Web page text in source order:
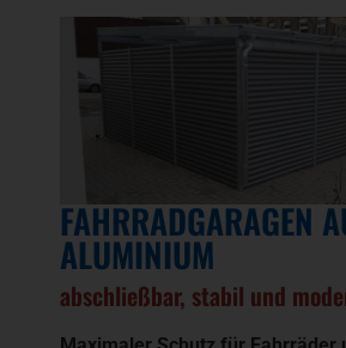
FAHRRADGARAGEN
ALUMINIUM
abschließbar, stabil und